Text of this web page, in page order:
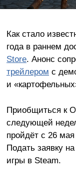
Как стало
года в раннем
Store. Анонс
трейлером с
и
Приобщиться к
следующей
пройдёт с 26
Подать заявку
игры в Steam.